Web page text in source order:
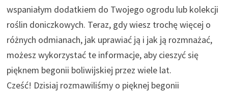
wspaniałym dodatkiem do Twojego ogrodu lub kolekcji
roślin doniczkowych. Teraz, gdy wiesz trochę więcej o
różnych odmianach, jak uprawiać ją i jak ją rozmnażać,
możesz wykorzystać te informacje, aby cieszyć się
pięknem begonii boliwijskiej przez wiele lat.
Cześć! Dzisiaj rozmawiliśmy o pięknej begonii